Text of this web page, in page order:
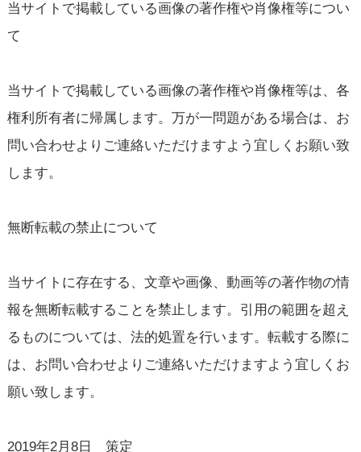
当サイトで掲載している画像の著作権や肖像権等につい
て
当サイトで掲載している画像の著作権や肖像権等は、各
権利所有者に帰属します。万が一問題がある場合は、お
問い合わせよりご連絡いただけますよう宜しくお願い致
します。
無断転載の禁止について
当サイトに存在する、文章や画像、動画等の著作物の情
報を無断転載することを禁止します。引用の範囲を超え
るものについては、法的処置を行います。転載する際に
は、お問い合わせよりご連絡いただけますよう宜しくお
願い致します。
2019年2月8日 策定